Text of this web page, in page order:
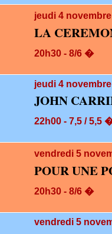
jeudi 4
LA
20h30 - 8/6 �
jeudi 4
JOHN
22h00 - 7,5 / 5,5
vendredi 5
POUR UNE
20h30 - 8/6 �
vendredi 5